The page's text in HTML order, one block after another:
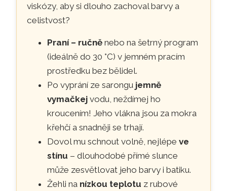
viskózy, aby si dlouho zachoval barvy a
celistvost?
Praní – ručně nebo na šetrný program
(ideálně do 30 °C) v jemném pracím
prostředku bez bělidel.
Po vyprání ze sarongu jemně
vymačkej vodu, neždímej ho
kroucením! Jeho vlákna jsou za mokra
křehčí a snadněji se trhají.
Dovol mu schnout volně, nejlépeve
stínu – dlouhodobé přímé slunce
může zesvětlovat jeho barvy i batiku.
Žehli na nízkou teplotu z rubové